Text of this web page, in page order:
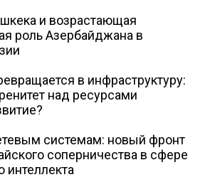
и возрастающая
роль Азербайджана в
в инфраструктуру:
над ресурсами
системам: новый фронт
соперничества в сфере
интеллекта